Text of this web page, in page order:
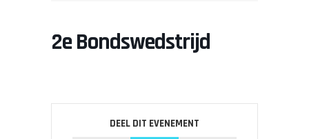
2e Bondswedstrijd
DEEL DIT EVENEMENT